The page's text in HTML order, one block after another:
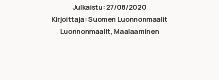
Julkaistu: 27/08/2020
Kirjoittaja:Suomen Luonnonmaalit
Luonnonmaalit, Maalaaminen